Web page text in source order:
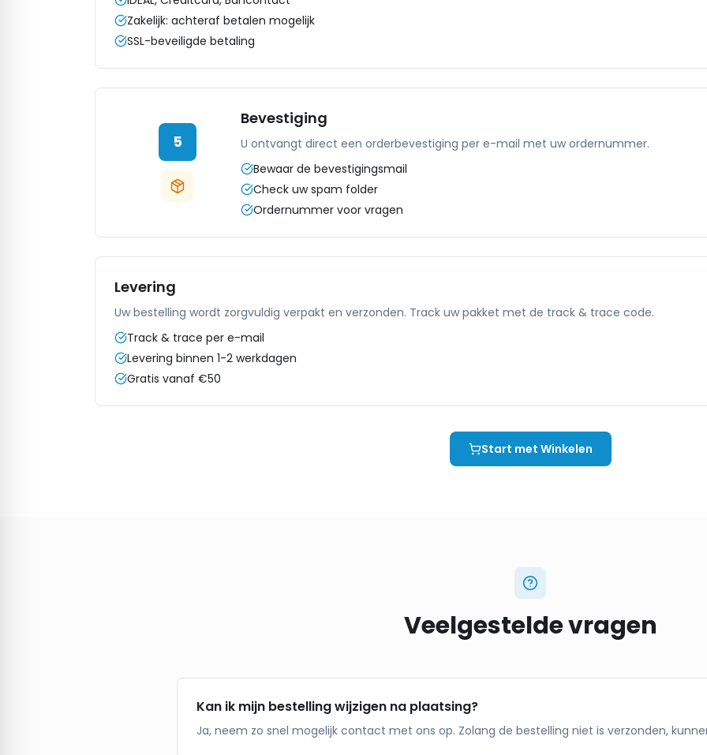
Zakelijk: achteraf betalen mogelijk
SSL-beveiligde betaling
5
Bevestiging
U ontvangt direct een orderbevestiging per e-mail met uw ordernummer.
Bewaar de bevestigingsmail
Check uw spam folder
Ordernummer voor vragen
Levering
Uw bestelling wordt zorgvuldig verpakt en verzonden. Track uw pakket met de track & trace code.
Track & trace per e-mail
Levering binnen 1-2 werkdagen
Gratis vanaf €50
Start met Winkelen
Veelgestelde vragen
Kan ik mijn bestelling wijzigen na plaatsing?
Ja, neem zo snel mogelijk contact met ons op. Zolang de bestelling niet is verzonden,